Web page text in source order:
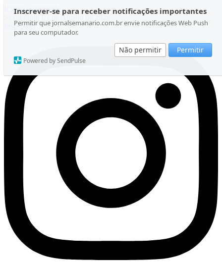
Inscrever-se para receber notificações importantes
Permitir que jornalsemanario.com.br envie notificações Web Push
para seu computador.
Não permitir Permitir
Powered by SendPulse
Ir para o conteúdo
Sexta-feira, 07 de Agosto de 2026
Instagram